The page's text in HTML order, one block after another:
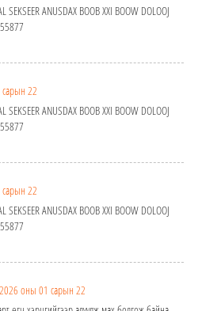
SEKSEER ANUSDAX BOOB XXI BOOW DOLOOJ
22
SEKSEER ANUSDAX BOOB XXI BOOW DOLOOJ
22
SEKSEER ANUSDAX BOOB XXI BOOW DOLOOJ
2026 оны 01 сарын 22